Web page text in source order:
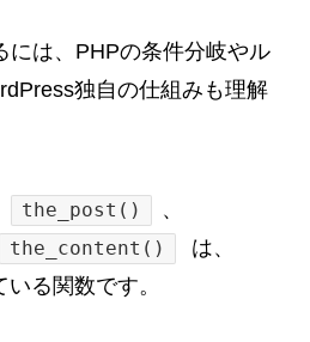
には、PHPの条件分岐やル
独自の仕組みも理解
the_post() 、
the_content()
は、
る関数です。